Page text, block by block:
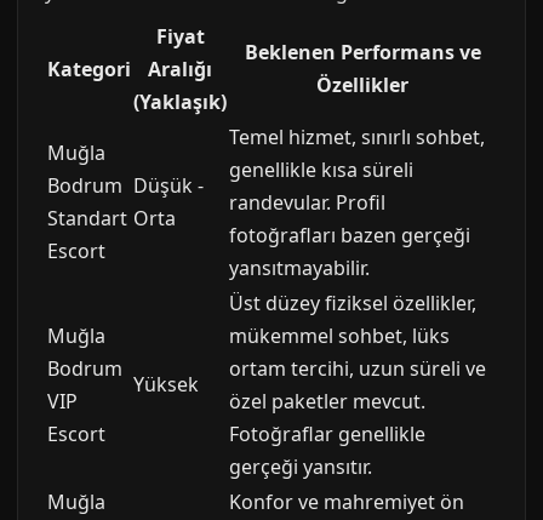
Kategori
Fiyat
Aralığı
(Yaklaşık)
Beklenen Performans ve
Özellikler
Muğla
Bodrum
Standart
Escort
Düşük -
Orta
Temel hizmet, sınırlı sohbet,
genellikle kısa süreli
randevular. Profil
fotoğrafları bazen gerçeği
yansıtmayabilir.
Muğla
Bodrum
VIP
Escort
Yüksek
Üst düzey fiziksel özellikler,
mükemmel sohbet, lüks
ortam tercihi, uzun süreli ve
özel paketler mevcut.
Fotoğraflar genellikle
gerçeği yansıtır.
Muğla
Konfor ve mahremiyet ön